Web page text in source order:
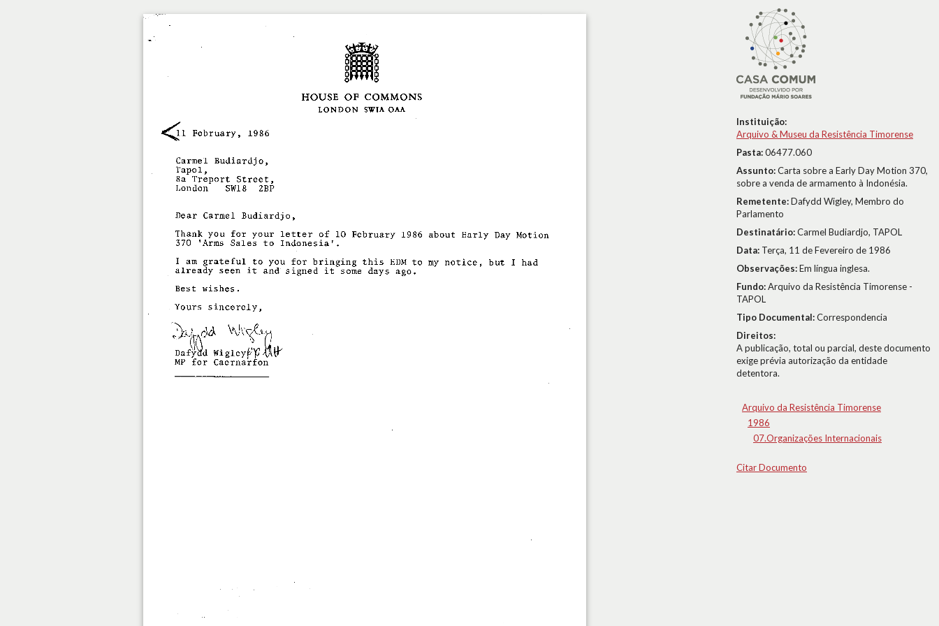
Instituição:
Arquivo & Museu da Resistência Timorense
Pasta:06477.060
Assunto:Carta sobre a Early Day Motion 370,
sobre a venda de armamento à Indonésia.
Remetente:Dafydd Wigley, Membro do
Parlamento
Destinatário:Carmel Budiardjo, TAPOL
Data: Terça, 11 de Fevereiro de 1986
Observações:Em língua inglesa.
Fundo:Arquivo da Resistência Timorense -
TAPOL
Tipo Documental:Correspondencia
Direitos:
A publicação, total ou parcial, deste documento
exige prévia autorização da entidade
detentora.
Arquivo da Resistência Timorense
1986
07.Organizações Internacionais
Citar Documento